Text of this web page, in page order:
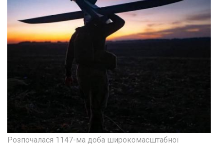
Розпочалася 1147-ма доба широкомасштабної